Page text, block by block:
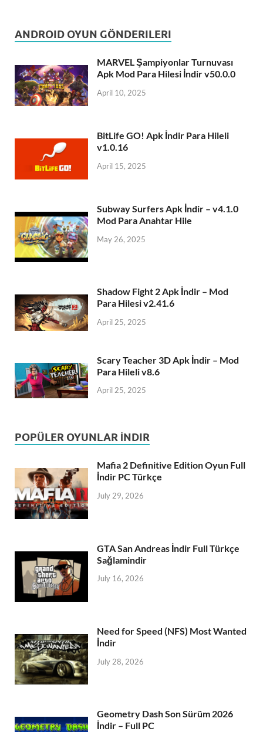
ANDROID OYUN GÖNDERILERI
MARVEL Şampiyonlar Turnuvası
Apk Mod Para Hilesi İndir v50.0.0
April 10, 2025
BitLife GO! Apk İndir Para Hileli
v1.0.16
April 15, 2025
Subway Surfers Apk İndir – v4.1.0
Mod Para Anahtar Hile
May 26, 2025
Shadow Fight 2 Apk İndir – Mod
Para Hilesi v2.41.6
April 25, 2025
Scary Teacher 3D Apk İndir – Mod
Para Hileli v8.6
April 25, 2025
POPÜLER OYUNLAR İNDIR
Mafia 2 Definitive Edition Oyun Full
İndir PC Türkçe
July 29, 2026
GTA San Andreas İndir Full Türkçe
Sağlamindir
July 16, 2026
Need for Speed (NFS) Most Wanted
İndir
July 28, 2026
Geometry Dash Son Sürüm 2026
İndir – Full PC